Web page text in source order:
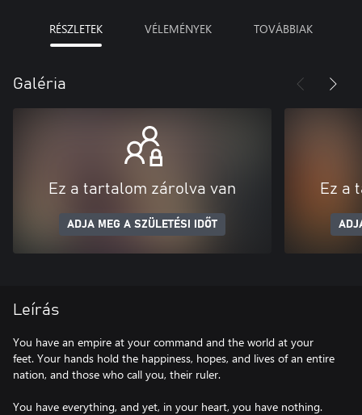
RÉSZLETEK VÉLEMÉNYEK TOVÁBBIAK
Galéria
Ez a tartalom zárolva van
ADJA MEG A SZÜLETÉSI IDŐT
Ez a
Leírás
You have an empire at your command and the world at your
feet. Your hands hold the happiness, hopes, and lives of an entire
nation, and those who call you, their ruler.
You have everything, and yet, in your heart, you have nothing.